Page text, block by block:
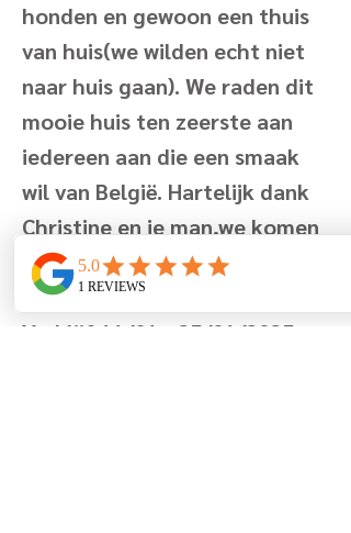
honden en gewoon een thuis
van huis(we wilden echt niet
naar huis gaan). We raden dit
mooie huis ten zeerste aan
iedereen aan die een smaak
wil van België. Hartelijk dank
Christine en je man,we komen
zo snel mogelijk terug x
Nigel en Louise
Verblijf 11/01 - 25/01/2025